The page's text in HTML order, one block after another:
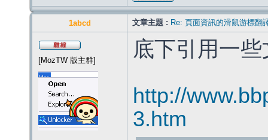
1abcd 文章主題 : Re: 頁面資訊的滑鼠游標翻
[MozTW 版主群]
底下引用一些
http://
3.htm